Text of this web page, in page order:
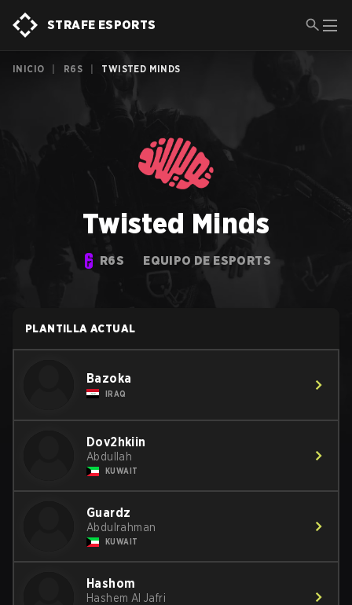
STRAFE ESPORTS
INICIO R6S TWISTED MINDS
Twisted Minds
R6S EQUIPO DE ESPORTS
PLANTILLA ACTUAL
Bazoka
IRAQ
Dov2hkiin
Abdullah
KUWAIT
Guardz
Abdulrahman
KUWAIT
Hashom
Hashem Al Jafri